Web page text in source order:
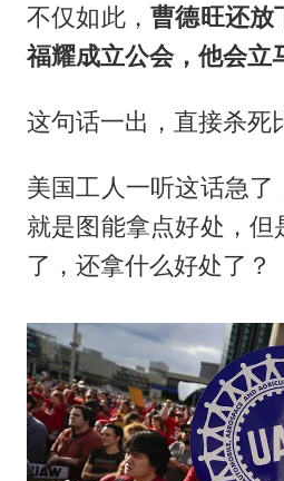
不仅如此，曹德旺还放
福耀成立公会，他会立
这句话一出，直接杀死
美国工人一听这话急
就是图能拿点好处，
了，还拿什么好处了？